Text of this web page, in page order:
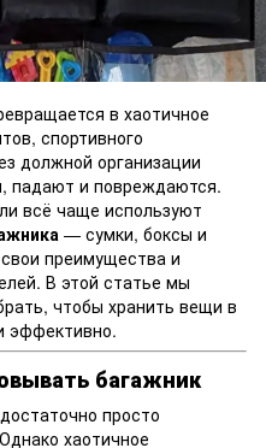
в хаотичное
спортивного
должной организации
падают и повреждаются.
всё чаще используют
— сумки, боксы и
преимущества и
В этой статье мы
чтобы хранить вещи в
эффективно.
багажник
просто
хаотичное